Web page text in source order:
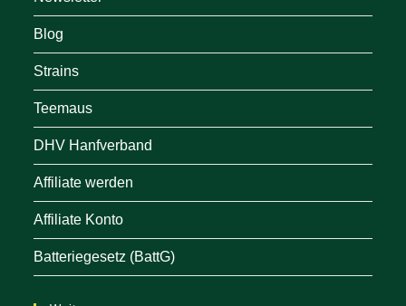
Blog
Strains
Teemaus
DHV Hanfverband
Affiliate werden
Affiliate Konto
Batteriegesetz (BattG)